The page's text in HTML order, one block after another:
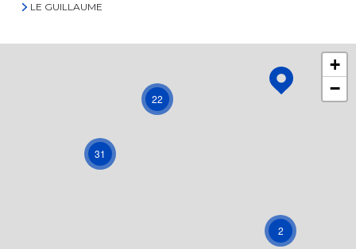
LE GUILLAUME
22
2
31
+
−